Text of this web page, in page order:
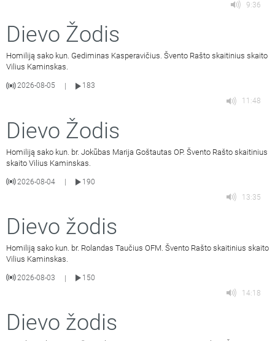
9:36
Dievo Žodis
Homiliją sako kun. Gediminas Kasperavičius. Švento Rašto skaitinius skaito
Vilius Kaminskas.
2026-08-05
183
11:48
Dievo Žodis
Homiliją sako kun. br. Jokūbas Marija Goštautas OP. Švento Rašto skaitinius
skaito Vilius Kaminskas.
2026-08-04
190
13:35
Dievo žodis
Homiliją sako kun. br. Rolandas Taučius OFM. Švento Rašto skaitinius skaito
Vilius Kaminskas.
2026-08-03 |
150
14:18
Dievo žodis